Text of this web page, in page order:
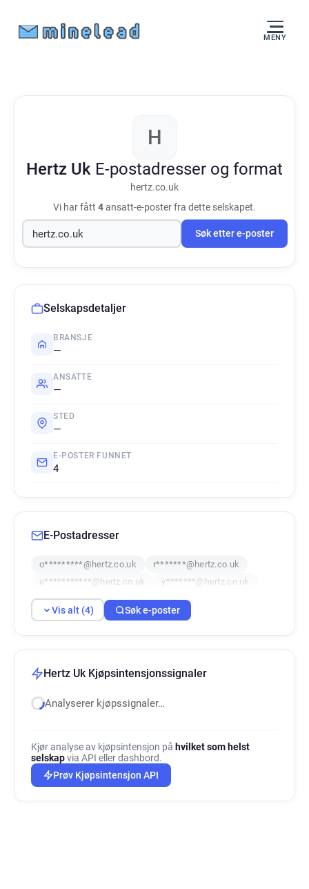
MENY
H
Hertz Uk E-postadresser og format
hertz.co.uk
Vi har fått 4ansatt-e-poster fra dette selskapet.
Søk etter e-poster
Selskapsdetaljer
BRANSJE
—
ANSATTE
—
STED
—
E-POSTER FUNNET
4
E-Postadresser
o*********@hertz.co.uk
r*******@hertz.co.uk
e***********@hertz.co.uk
y*******@hertz.co.uk
Vis alt (4) Søk e-poster
Hertz Uk Kjøpsintensjonssignaler
Analyserer kjøpssignaler…
Kjør analyse av kjøpsintensjon på hvilket som helst
selskapvia API eller dashbord.
Prøv Kjøpsintensjon API